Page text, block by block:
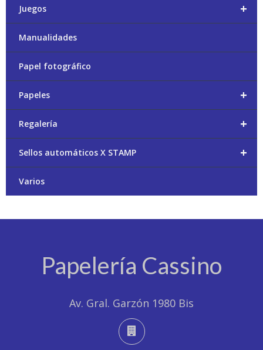
+
Juegos
Manualidades
Papel fotográfico
+
Papeles
+
Regalería
+
Sellos automáticos X STAMP
Varios
Papelería Cassino
Av. Gral. Garzón 1980 Bis